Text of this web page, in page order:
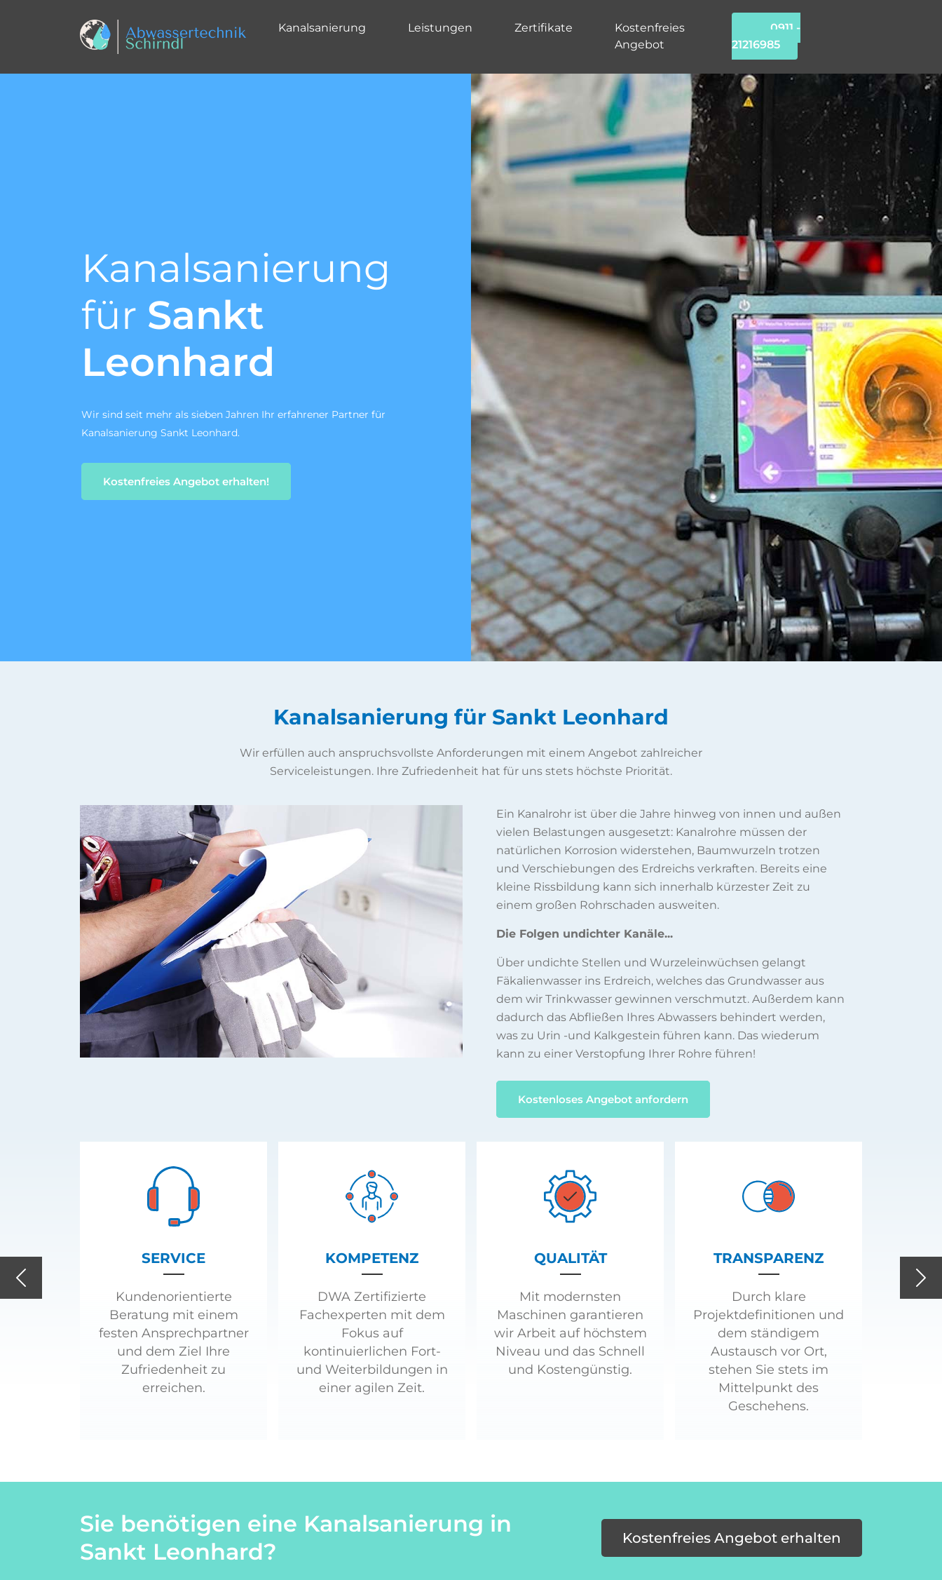
Kanalsanierung Leistungen Zertifikate
Kostenfreies
Angebot
0911 -
21216985
Kanal TV-
Untersuchung
nach DIN 1986-
30
Wir sind ein zertifiziertes Fachunternehmen für die Kanal-TV-
Untersuchung gem. DIN 1986-30.
Zum Angebotsservice
Previous
Kanalsanierung für Sankt Leonhard
Wir erfüllen auch anspruchsvollste Anforderungen mit einem Angebot zahlreicher
Serviceleistungen. Ihre Zufriedenheit hat für uns stets höchste Priorität.
Ein Kanalrohr ist über die Jahre hinweg von innen und außen
vielen Belastungen ausgesetzt: Kanalrohre müssen der
natürlichen Korrosion widerstehen, Baumwurzeln trotzen
und Verschiebungen des Erdreichs verkraften. Bereits eine
kleine Rissbildung kann sich innerhalb kürzester Zeit zu
einem großen Rohrschaden ausweiten.
Die Folgen undichter Kanäle...
Über undichte Stellen und Wurzeleinwüchsen gelangt
Fäkalienwasser ins Erdreich, welches das Grundwasser aus
dem wir Trinkwasser gewinnen verschmutzt. Außerdem kann
dadurch das Abfließen Ihres Abwassers behindert werden,
was zu Urin -und Kalkgestein führen kann. Das wiederum
kann zu einer Verstopfung Ihrer Rohre führen!
Kostenloses Angebot anfordern
SERVICE
Kundenorientierte
Beratung mit einem
festen Ansprechpartner
und dem Ziel Ihre
Zufriedenheit zu
erreichen.
KOMPETENZ
DWA Zertifizierte
Fachexperten mit dem
Fokus auf
kontinuierlichen Fort-
und Weiterbildungen in
einer agilen Zeit.
QUALITÄT
Mit modernsten
Maschinen garantieren
wir Arbeit auf höchstem
Niveau und das Schnell
und Kostengünstig.
TRANSPARENZ
Durch klare
Projektdefinitionen und
dem ständigem
Austausch vor Ort,
stehen Sie stets im
Mittelpunkt des
Geschehens.
Sie benötigen eine Kanalsanierung in
Sankt Leonhard?
Kostenfreies Angebot erhalten